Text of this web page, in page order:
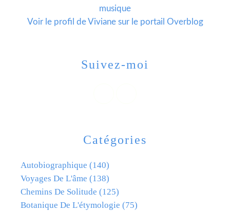
Catégories
Autobiographique (140)
Voyages De L'âme (138)
Chemins De Solitude (125)
Botanique De L'étymologie (75)
musique
Voir le profil deVivianesur le portail Overblog
Suivez-moi